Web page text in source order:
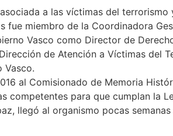
a las víctimas del
fue miembro de la Coordinadora
Vasco como Director de
de Atención a Víctimas del
Vasco.
al Comisionado de Memoria
competentes para que cumplan la
llegó al organismo pocas